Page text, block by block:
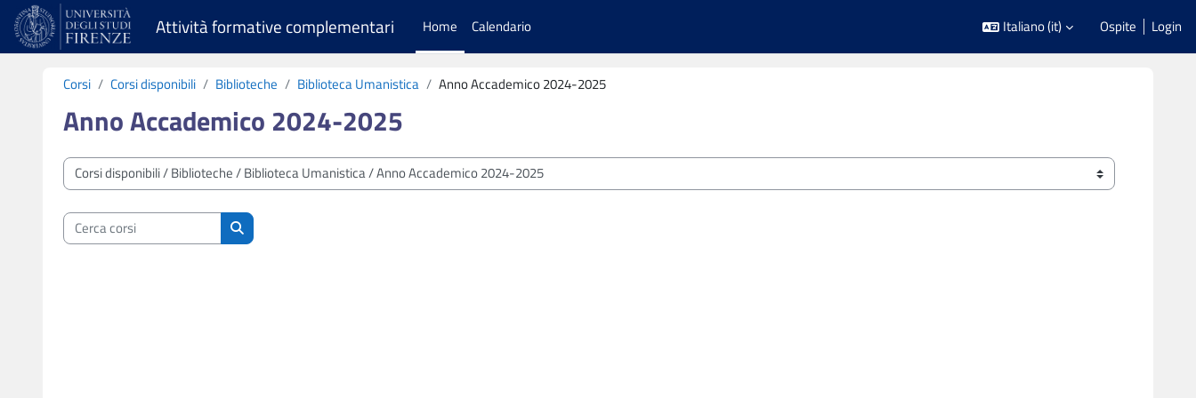
Vai al contenuto principale
Attività formative complementari Home Calendario Italiano ‎(it)‎ Ospite Login
Corsi Corsi disponibili Biblioteche Biblioteca Umanistica Anno Accademico 2024-2025
Anno Accademico 2024-2025
Categorie di corso
Cerca corsi
Cerca corsi